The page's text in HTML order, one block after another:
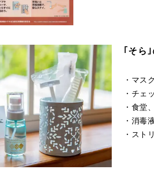
｢そら
・マス
・チェ
・食堂
・消毒
・スト